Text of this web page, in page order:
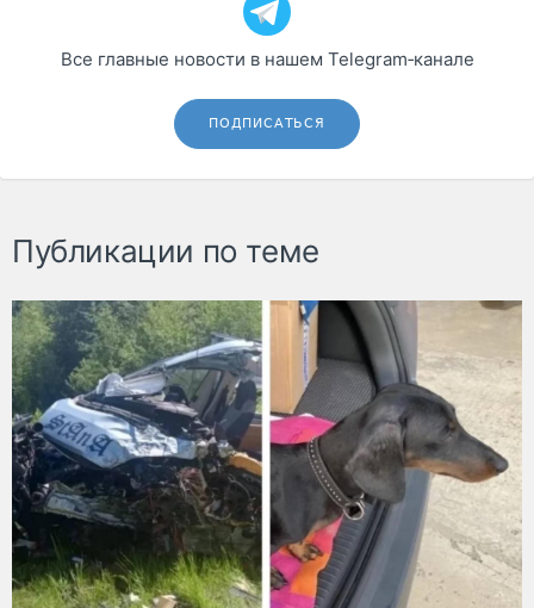
Все главные новости в нашем Telegram‑канале
ПОДПИСАТЬСЯ
Публикации по теме